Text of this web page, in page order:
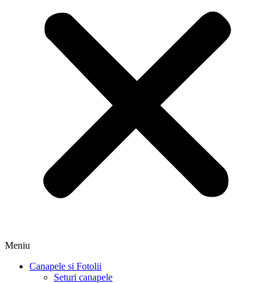
Meniu
Canapele si Fotolii
Seturi canapele